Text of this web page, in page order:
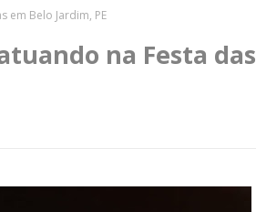
em Belo Jardim, PE
na Festa das